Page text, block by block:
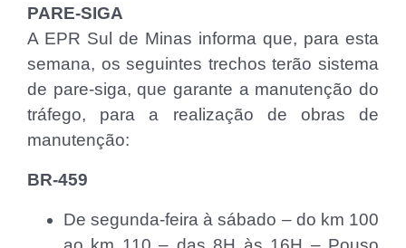
PARE-SIGA
A EPR Sul de Minas informa que, para esta
semana, os seguintes trechos terão sistema
de pare-siga, que garante a manutenção do
tráfego, para a realização de obras de
manutenção:
BR-459
De segunda-feira à sábado – do km 100